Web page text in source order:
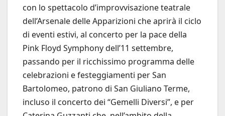
con lo spettacolo d’improvvisazione teatrale
dell’Arsenale delle Apparizioni che aprirà il ciclo
di eventi estivi, al concerto per la pace della
Pink Floyd Symphony dell’11 settembre,
passando per il ricchissimo programma delle
celebrazioni e festeggiamenti per San
Bartolomeo, patrono di San Giuliano Terme,
incluso il concerto dei “Gemelli Diversi”, e per